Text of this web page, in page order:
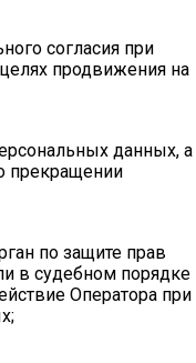
согласия при
продвижения на
данных, а
прекращении
по защите прав
в судебном порядке
Оператора при